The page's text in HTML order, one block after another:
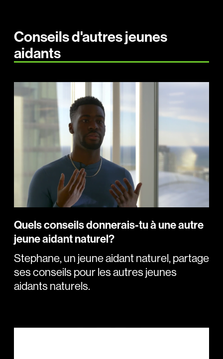
Conseils d'autres jeunes
aidants
Quels conseils donnerais-tu à une autre
jeune aidant naturel?
Stephane, un jeune aidant naturel, partage
ses conseils pour les autres jeunes
aidants naturels.